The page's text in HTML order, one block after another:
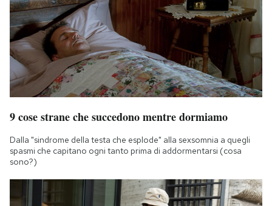
9 cose strane che succedono mentre dormiamo
Dalla "sindrome della testa che esplode" alla sexsomnia a quegli
spasmi che capitano ogni tanto prima di addormentarsi (cosa
sono?)